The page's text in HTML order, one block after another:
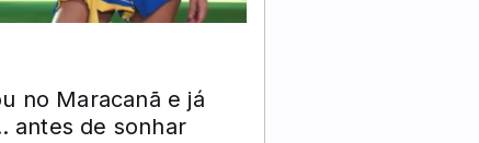
no Maracanã e já
antes de sonhar